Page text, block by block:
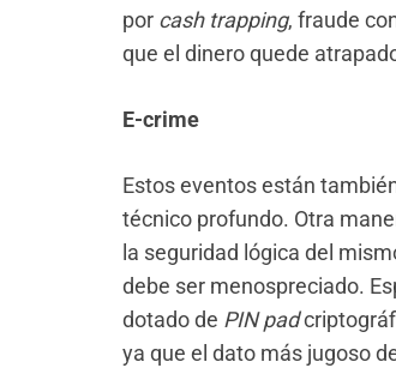
por cash trapping, fraude
que el dinero quede
E-crime
Estos eventos están
técnico profundo. Otra
la seguridad lógica del
debe ser menospreciado.
dotado de PIN pad
ya que el dato más jugoso